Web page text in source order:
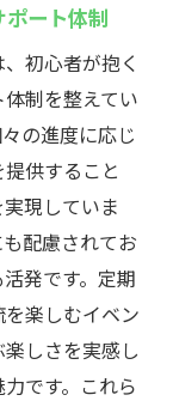
ート体制
初心者が抱く
制を整えてい
の進度に応じ
供すること
現していま
配慮されてお
発です。定期
楽しむイベン
しさを実感し
です。これら